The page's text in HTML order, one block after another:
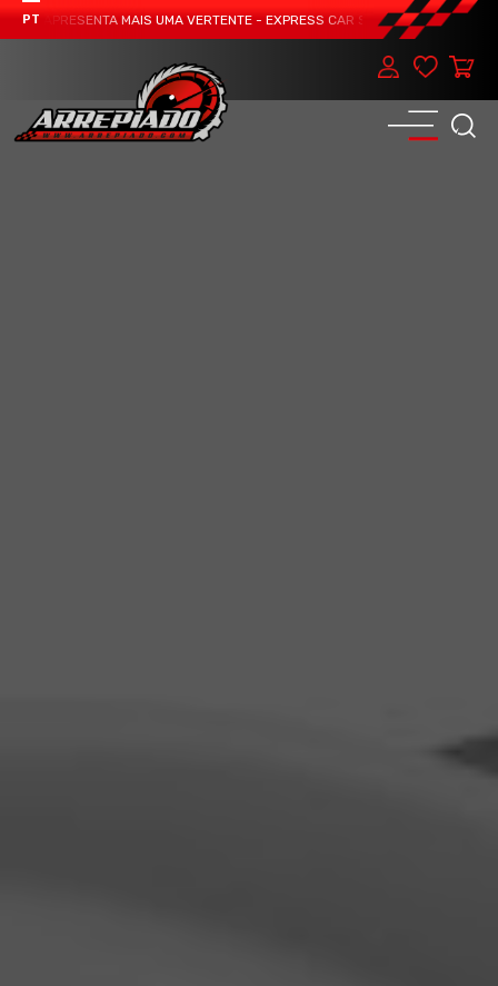
PT
APRESENTA MAIS UMA VERTENTE - EXPRESS CAR SERVICE, MANUTENÇÃO